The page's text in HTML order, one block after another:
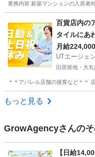
業務内容 新築マンションの入居者
尼崎駅
百貨店内の
タイルにあ
り☆
月給
UTエージェ
旧居留地・大
＊＊アパレル店舗の接客など＊＊
兵庫 神戸市
もっと見る
GrowAgencyさんの
【日給